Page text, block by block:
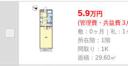
ンロのシステムキッチンや追い焚...
5.9万円
(管理費・共益費
敷：0ヶ月｜礼：1
所在階：1階
間取り：1K
面積：29.60㎡